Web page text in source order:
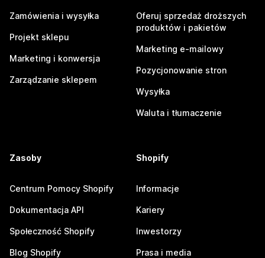
Zamówienia i wysyłka
Projekt sklepu
Marketing i konwersja
Zarządzanie sklepem
Oferuj sprzedaż droższych
produktów i pakietów
Marketing e-mailowy
Pozycjonowanie stron
Wysyłka
Waluta i tłumaczenie
Zasoby
Centrum Pomocy Shopify
Dokumentacja API
Społeczność Shopify
Blog Shopify
Shopify
Informacje
Kariery
Inwestorzy
Prasa i media